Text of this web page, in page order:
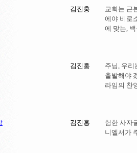
김진홍
교회는 근
에야 비로
에 맞는,
김진홍
주님, 우리
출발해야
라임의 찬
김진홍
험한 사자
니엘서가